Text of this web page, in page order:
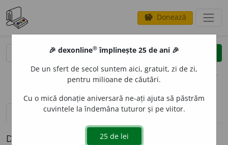
savings Donează
clear
opțiuni
definiții (1) pronunțievolume_up (4)
Definiția cu ID-ul 898546:
🎉 dexonline® împlinește 25 de ani 🎉
De un sfert de secol suntem aici, gratuit, zi de zi,
pentru milioane de căutări.
Cu o mică donație aniversară ne-ați ajuta să păstrăm
cuvintele la îndemâna tuturor și pe viitor.